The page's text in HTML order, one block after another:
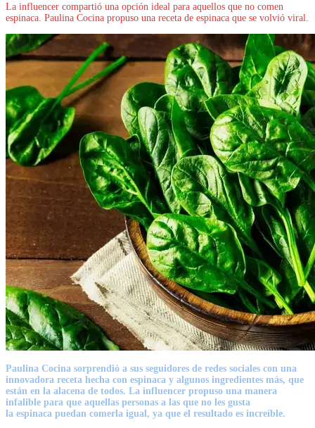
La influencer compartió una opción ideal para aquellos que no comen
espinaca. Paulina Cocina propuso una receta de espinaca que se volvió viral.
Paulina Cocina sorprendió a sus seguidores de redes sociales con una
innovadora receta hecha con espinaca y algunos ingredientes más, que
están en la alacena de todos. La influencer propuso una manera
infalible para que aquellas personas a las que no les gusta
la espinaca puedan comerla igual, ya que el resultado es increíble.